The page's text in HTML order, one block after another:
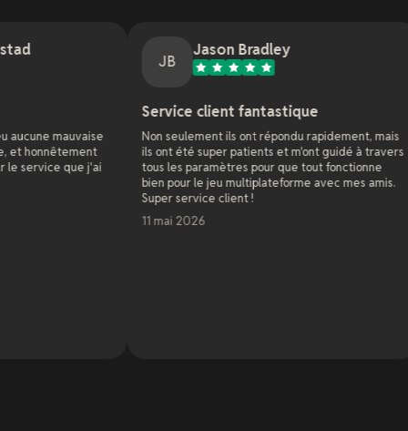
Service client fantastique
Non seulement ils ont répondu rapidement, mais
ils ont été super patients et m'ont guidé à travers
tous les paramètres pour que tout fonctionne
bien pour le jeu multiplateforme avec mes amis.
Super service client !
En tant
de sites web
nombreuses
J'ai un